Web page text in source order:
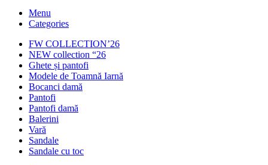
Menu
Categories
FW COLLECTION’26
NEW collection “26
Ghete și pantofi
Modele de Toamnă Iarnă
Bocanci damă
Pantofi
Pantofi damă
Balerini
Vară
Sandale
Sandale cu toc